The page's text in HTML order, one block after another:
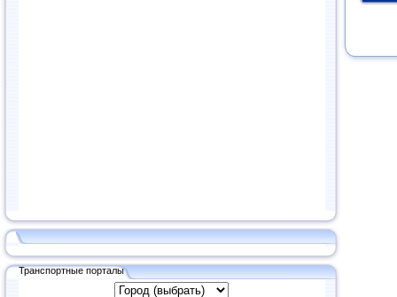
Транспортные порталы